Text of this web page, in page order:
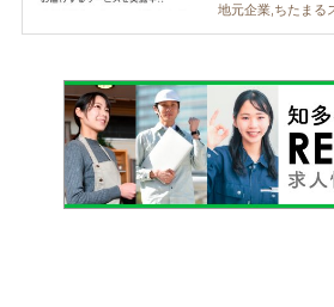
地元企業,ちたまる